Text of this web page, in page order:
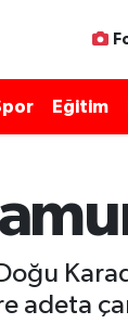
Eğitim
Doğu
adeta